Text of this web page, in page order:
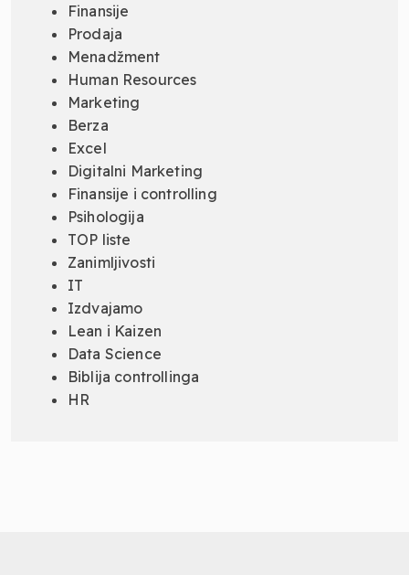
Finansije
Prodaja
Menadžment
Human Resources
Marketing
Berza
Excel
Digitalni Marketing
Finansije i controlling
Psihologija
TOP liste
Zanimljivosti
IT
Izdvajamo
Lean i Kaizen
Data Science
Biblija controllinga
HR